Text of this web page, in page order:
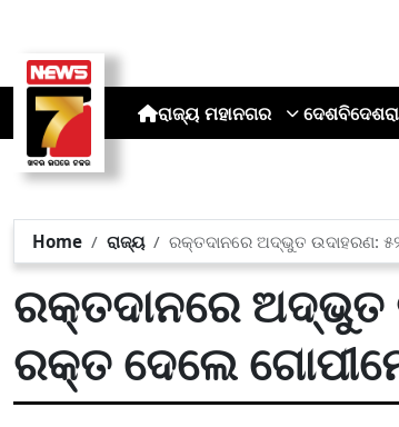
ରାଜ୍ୟ ମହାନଗର ଦେଶବିଦେଶ
Home ରାଜ୍ୟ ରକ୍ତଦାନରେ ଅଦ୍ଭୁତ ଉଦାହରଣ:
ରକ୍ତଦାନରେ ଅଦ୍ଭୁତ
ରକ୍ତ ଦେଲେ